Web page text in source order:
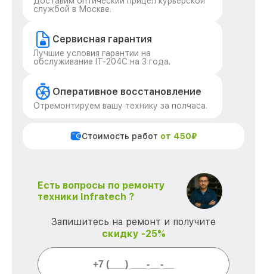
службой в Москве.
Сервисная гарантия
Лучшие условия гарантии на
обслуживание IT-204C на 3 года.
Оперативное восстановление
Отремонтируем вашу технику за полчаса.
Стоимость работ от 450₽
Есть вопросы по ремонту
техники Infratech ?
Запишитесь на ремонт и получите
скидку -25%